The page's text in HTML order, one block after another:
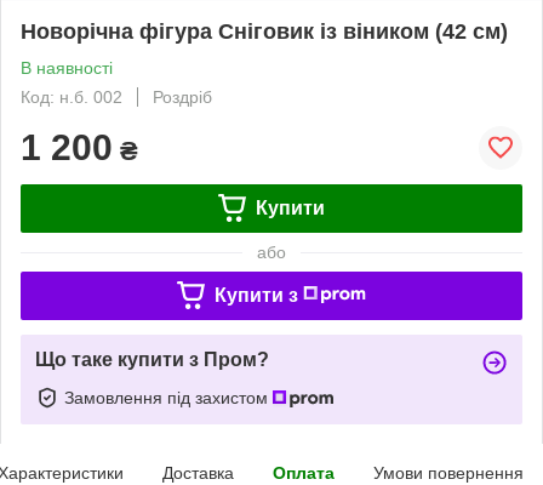
Новорічна фігура Сніговик із віником (42 см)
В наявності
Код: н.б. 002
Роздріб
1 200 ₴
Купити
або
Купити з
Що таке купити з Пром?
Замовлення під захистом
Доставка Оплата Умови повернення